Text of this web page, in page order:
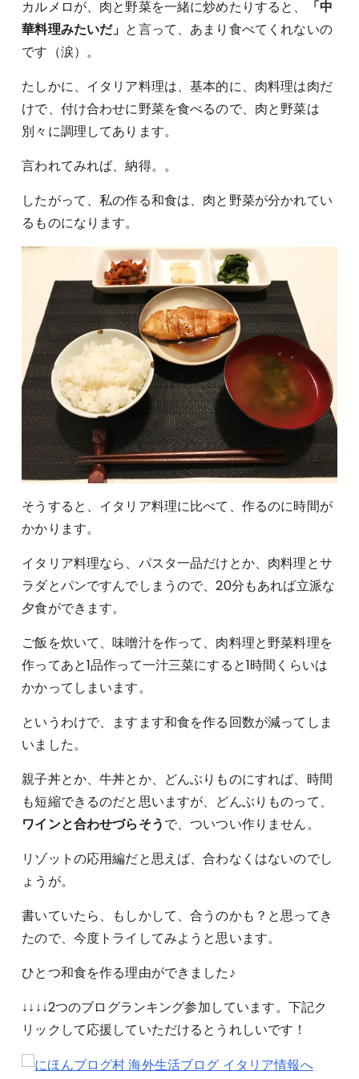
カルメロが、肉と野菜を一緒に炒めたりすると、
「中
華料理みたいだ」 と言って、あまり食べてくれないの
です（涙）。
たしかに、イタリア料理は、基本的に、肉料理は肉だ
けで、付け合わせに野菜を食べるので、肉と野菜は
別々に調理してあります。
言われてみれば、納得。。
したがって、私の作る和食は、肉と野菜が分かれてい
るものになります。
そうすると、イタリア料理に比べて、作るのに時間が
かかります。
イタリア料理なら、パスタ一品だけとか、肉料理とサ
ラダとパンですんでしまうので、20分もあれば立派な
夕食ができます。
ご飯を炊いて、味噌汁を作って、肉料理と野菜料理を
作ってあと1品作って一汁三菜にすると1時間くらいは
かかってしまいます。
というわけで、ますます和食を作る回数が減ってしま
いました。
親子丼とか、牛丼とか、どんぶりものにすれば、時間
も短縮できるのだと思いますが、どんぶりものって、
ワインと合わせづらそうで、ついつい作りません。
リゾットの応用編だと思えば、合わなくはないのでし
ょうが。
書いていたら、もしかして、合うのかも？と思ってき
たので、今度トライしてみようと思います。
ひとつ和食を作る理由ができました♪
↓↓↓↓2つのブログランキング参加しています。下記ク
リックして応援していただけるとうれしいです！